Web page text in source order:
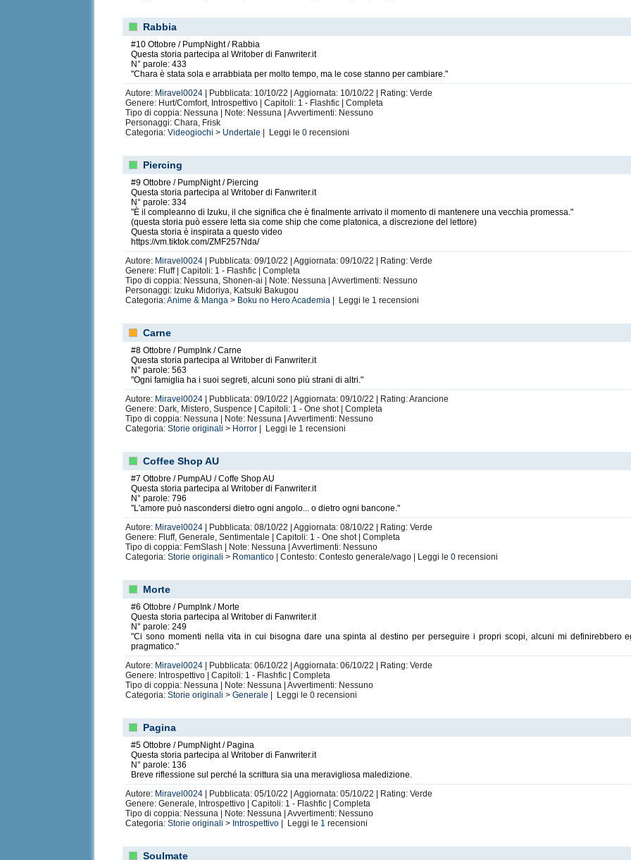
Rabbia
#10 Ottobre / PumpNight / Rabbia
Questa storia partecipa al Writober di Fanwriter.it
N° parole: 433
"Chara è stata sola e arrabbiata per molto tempo, ma le cose stanno per cambiare."
Autore: Miravel0024 | Pubblicata: 10/10/22 | Aggiornata: 10/10/22 | Rating: Verde
Genere: Hurt/Comfort, Introspettivo | Capitoli: 1 - Flashfic | Completa
Tipo di coppia: Nessuna | Note: Nessuna | Avvertimenti: Nessuno
Personaggi: Chara, Frisk
Categoria:Videogiochi > Undertale | Leggi le0 recensioni
Piercing
#9 Ottobre / PumpNight / Piercing
Questa storia partecipa al Writober di Fanwriter.it
N° parole: 334
"È il compleanno di Izuku, il che significa che è finalmente arrivato il momento di mantenere una vecchia promessa."
(questa storia può essere letta sia come ship che come platonica, a discrezione del lettore)
Questa storia è inspirata a questo video
https://vm.tiktok.com/ZMF257Nda/
Autore: Miravel0024 | Pubblicata: 09/10/22 | Aggiornata: 09/10/22 | Rating: Verde
Genere: Fluff | Capitoli: 1 - Flashfic | Completa
Tipo di coppia: Nessuna, Shonen-ai | Note: Nessuna | Avvertimenti: Nessuno
Personaggi: Izuku Midoriya, Katsuki Bakugou
Categoria:Anime & Manga > Boku no Hero Academia | Leggi le 1 recensioni
Carne
#8 Ottobre / PumpInk / Carne
Questa storia partecipa al Writober di Fanwriter.it
N° parole: 563
"Ogni famiglia ha i suoi segreti, alcuni sono più strani di altri."
Autore: Miravel0024 | Pubblicata: 09/10/22 | Aggiornata: 09/10/22 | Rating: Arancione
Genere: Dark, Mistero, Suspence | Capitoli: 1 - One shot | Completa
Tipo di coppia: Nessuna | Note: Nessuna | Avvertimenti: Nessuno
Categoria:Storie originali > Horror | Leggi le 1 recensioni
Coffee Shop AU
#7 Ottobre / PumpAU / Coffe Shop AU
Questa storia partecipa al Writober di Fanwriter.it
N° parole: 796
"L'amore può nascondersi dietro ogni angolo... o dietro ogni bancone."
Autore: Miravel0024 | Pubblicata: 08/10/22 | Aggiornata: 08/10/22 | Rating: Verde
Genere: Fluff, Generale, Sentimentale | Capitoli: 1 - One shot | Completa
Tipo di coppia: FemSlash | Note: Nessuna | Avvertimenti: Nessuno
Categoria:Storie originali > Romantico | Contesto: Contesto generale/vago | Leggi le0 recensioni
Morte
#6 Ottobre / PumpInk / Morte
Questa storia partecipa al Writober di Fanwriter.it
N° parole: 249
"Ci sono momenti nella vita in cui bisogna dare una spinta al destino per perseguire i propri scopi, alcuni mi definirebbero
pragmatico."
Autore: Miravel0024 | Pubblicata: 06/10/22 | Aggiornata: 06/10/22 | Rating: Verde
Genere: Introspettivo | Capitoli: 1 - Flashfic | Completa
Tipo di coppia: Nessuna | Note: Nessuna | Avvertimenti: Nessuno
Categoria:Storie originali >Generale | Leggi le0 recensioni
Pagina
#5 Ottobre / PumpNight / Pagina
Questa storia partecipa al Writober di Fanwriter.it
N° parole: 136
Breve riflessione sul perché la scrittura sia una meravigliosa maledizione.
Autore: Miravel0024 | Pubblicata: 05/10/22 | Aggiornata: 05/10/22 | Rating: Verde
Genere: Generale, Introspettivo | Capitoli: 1 - Flashfic | Completa
Tipo di coppia: Nessuna | Note: Nessuna | Avvertimenti: Nessuno
Categoria:Storie originali > Introspettivo | Leggi le 1 recensioni
Soulmate